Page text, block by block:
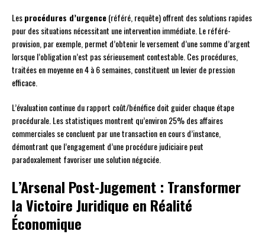
Lesprocédures d’urgence(référé, requête) offrent des solutions rapides
pour des situations nécessitant une intervention immédiate. Le référé-
provision, par exemple, permet d’obtenir le versement d’une somme d’argent
lorsque l’obligation n’est pas sérieusement contestable. Ces procédures,
traitées en moyenne en 4 à 6 semaines, constituent un levier de pression
efficace.
L’évaluation continue du rapport coût/bénéfice doit guider chaque étape
procédurale. Les statistiques montrent qu’environ 25% des affaires
commerciales se concluent par une transaction en cours d’instance,
démontrant que l’engagement d’une procédure judiciaire peut
paradoxalement favoriser une solution négociée.
L’Arsenal Post-Jugement : Transformer
la Victoire Juridique en Réalité
Économique